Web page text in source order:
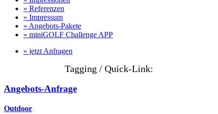
» Referenzen
» Impressum
» Angebots-Pakete
» miniGOLF Challenge APP
» jetzt Anfragen
Tagging / Quick-Link:
Angebots-Anfrage
Outdoor